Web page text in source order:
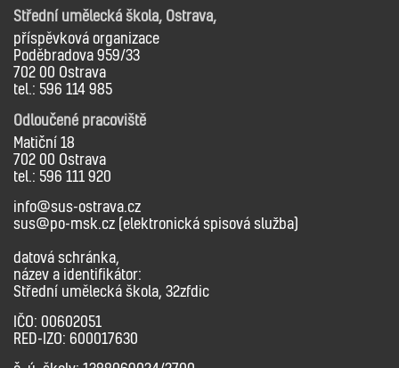
Střední umělecká škola, Ostrava,
příspěvková organizace
Poděbradova 959/33
702 00 Ostrava
tel.: 596 114 985
Odloučené pracoviště
Matiční 18
702 00 Ostrava
tel.: 596 111 920
info@sus-ostrava.cz
sus@po-msk.cz (elektronická spisová služba)
datová schránka,
název a identifikátor:
Střední umělecká škola, 32zfdic
IČO: 00602051
RED-IZO: 600017630